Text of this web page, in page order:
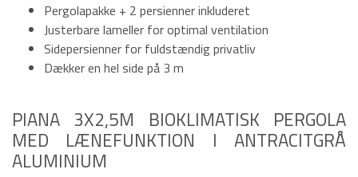
Pergolapakke + 2 persienner inkluderet
Justerbare lameller for optimal ventilation
Sidepersienner for fuldstændig privatliv
Dækker en hel side på 3 m
PIANA 3X2,5M BIOKLIMATISK PERGOLA
MED LÆNEFUNKTION I ANTRACITGRÅ
ALUMINIUM